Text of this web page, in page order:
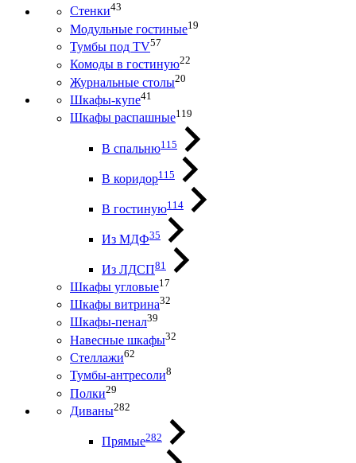
Стенки43
Модульные гостиные19
Тумбы под ТV57
Комоды в гостиную22
Журнальные столы20
Шкафы-купе41
Шкафы распашные119
В спальню115
В коридор115
В гостиную114
Из МДФ35
Из ЛДСП81
Шкафы угловые17
Шкафы витрина32
Шкафы-пенал39
Навесные шкафы32
Стеллажи62
Тумбы-антресоли8
Полки29
Диваны282
Прямые282